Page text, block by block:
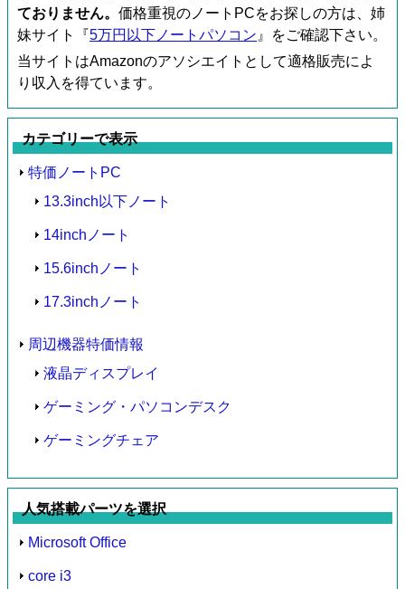
ておりません。 価格重視のノートPCをお探しの方は、姉
妹サイト『5万円以下ノートパソコン 』をご確認下さい。
当サイトはAmazonのアソシエイトとして適格販売によ
り収入を得ています。
カテゴリーで表示
特価ノートPC
13.3inch以下ノート
14inchノート
15.6inchノート
17.3inchノート
周辺機器特価情報
液晶ディスプレイ
ゲーミング・パソコンデスク
ゲーミングチェア
人気搭載パーツを選択
Microsoft Office
core i3